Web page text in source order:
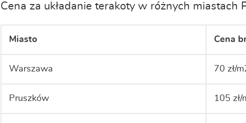
Cena za układanie terakoty w różnych miastach
Miasto Cena
Warszawa 70 zł/
Pruszków 105 zł/